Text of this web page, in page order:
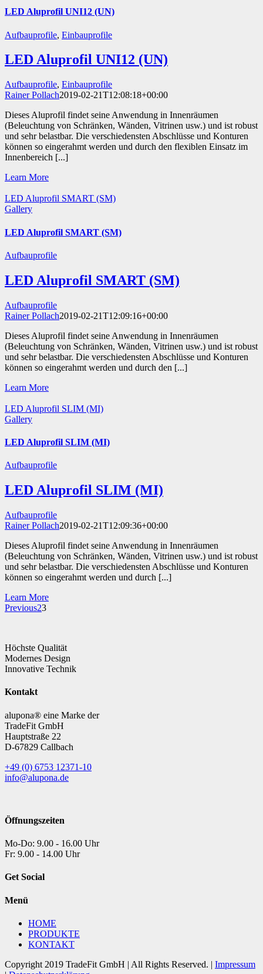
LED Aluprofil UNI12 (UN)
Aufbauprofile, Einbauprofile
LED Aluprofil UNI12 (UN)
Aufbauprofile, Einbauprofile
Rainer Pollach2019-02-21T12:08:18+00:00
Dieses Aluprofil findet seine Anwendung in Innenräumen
(Beleuchtung von Schränken, Wänden, Vitrinen usw.) und ist robust
und sehr belastbar. Die verschiedensten Abschlüsse und Konturen
können so eingerahmt werden und durch den flexiblen Einsatz im
Innenbereich [...]
Learn More
LED Aluprofil SMART (SM)
Gallery
LED Aluprofil SMART (SM)
Aufbauprofile
LED Aluprofil SMART (SM)
Aufbauprofile
Rainer Pollach2019-02-21T12:09:16+00:00
Dieses Aluprofil findet seine Anwendung in Innenräumen
(Beleuchtung von Schränken, Wänden, Vitrinen usw.) und ist robust
und sehr belastbar. Die verschiedensten Abschlüsse und Konturen
können so eingerahmt werden und durch den [...]
Learn More
LED Aluprofil SLIM (MI)
Gallery
LED Aluprofil SLIM (MI)
Aufbauprofile
LED Aluprofil SLIM (MI)
Aufbauprofile
Rainer Pollach2019-02-21T12:09:36+00:00
Dieses Aluprofil findet seine Anwendung in Innenräumen
(Beleuchtung von Schränken, Wänden, Vitrinen usw.) und ist robust
und sehr belastbar. Die verschiedensten Abschlüsse und Konturen
können so eingerahmt werden und durch [...]
Learn More
Previous23
Höchste Qualität
Modernes Design
Innovative Technik
Kontakt
alupona® eine Marke der
TradeFit GmbH
Hauptstraße 22
D-67829 Callbach
+49 (0) 6753 12371-10
info@alupona.de
Öffnungszeiten
Mo-Do: 9.00 - 16.00 Uhr
Fr: 9.00 - 14.00 Uhr
Get Social
Menü
HOME
PRODUKTE
KONTAKT
Copyright 2019 TradeFit GmbH | All Rights Reserved. | Impressum